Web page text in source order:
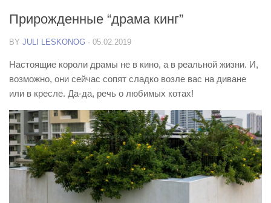
Прирожденные “драма кинг”
BY JULI LESKONOG · 05.02.2019
Настоящие короли драмы не в кино, а в реальной жизни. И,
возможно, они сейчас сопят сладко возле вас на диване
или в кресле. Да-да, речь о любимых котах!